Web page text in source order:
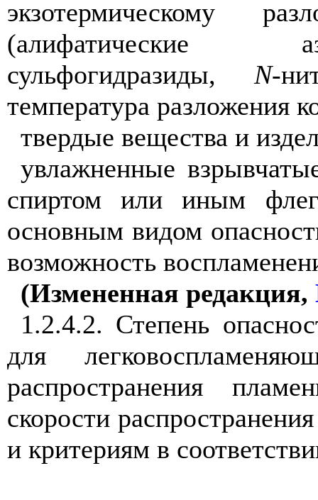
экзотермическому
(алифатические
сульфогидразиды, N-
температура разложения
твердые вещества и
увлажненные
спиртом или иным
основным видом
возможность
(Измененная редакция,
1.2.4.2. Степень
для
распространения
скорости
и критериям в